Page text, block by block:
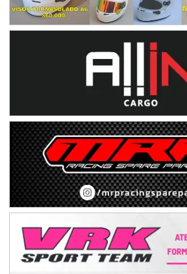
Humboldt (Santa Fe)
NORESTE SANTAFESINO - F6
SUR SANTAFESINO - F4
José Samuel Sánchez (Tierra)
TUCUMANO - F5
Juan Navarro (Asfalto)
El Timbó (Tucumán)